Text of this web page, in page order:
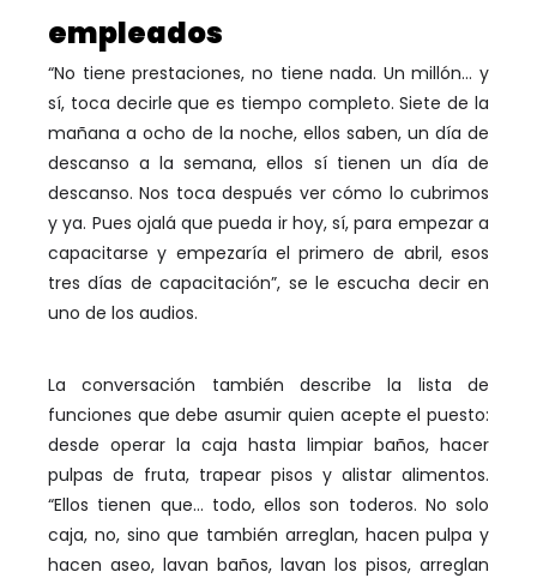
empleados
“No tiene prestaciones, no tiene nada. Un millón… y
sí, toca decirle que es tiempo completo. Siete de la
mañana a ocho de la noche, ellos saben, un día de
descanso a la semana, ellos sí tienen un día de
descanso. Nos toca después ver cómo lo cubrimos
y ya. Pues ojalá que pueda ir hoy, sí, para empezar a
capacitarse y empezaría el primero de abril, esos
tres días de capacitación”, se le escucha decir en
uno de los audios.
La conversación también describe la lista de
funciones que debe asumir quien acepte el puesto:
desde operar la caja hasta limpiar baños, hacer
pulpas de fruta, trapear pisos y alistar alimentos.
“Ellos tienen que… todo, ellos son toderos. No solo
caja, no, sino que también arreglan, hacen pulpa y
hacen aseo, lavan baños, lavan los pisos, arreglan